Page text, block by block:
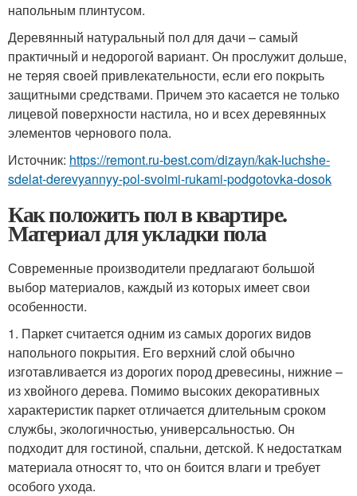
напольным плинтусом.
Деревянный натуральный пол для дачи – самый
практичный и недорогой вариант. Он прослужит дольше,
не теряя своей привлекательности, если его покрыть
защитными средствами. Причем это касается не только
лицевой поверхности настила, но и всех деревянных
элементов чернового пола.
Источник: https://remont.ru-best.com/dizayn/kak-luchshe-
sdelat-derevyannyy-pol-svoimi-rukami-podgotovka-dosok
Как положить пол в квартире.
Материал для укладки пола
Современные производители предлагают большой
выбор материалов, каждый из которых имеет свои
особенности.
1. Паркет считается одним из самых дорогих видов
напольного покрытия. Его верхний слой обычно
изготавливается из дорогих пород древесины, нижние –
из хвойного дерева. Помимо высоких декоративных
характеристик паркет отличается длительным сроком
службы, экологичностью, универсальностью. Он
подходит для гостиной, спальни, детской. К недостаткам
материала относят то, что он боится влаги и требует
особого ухода.